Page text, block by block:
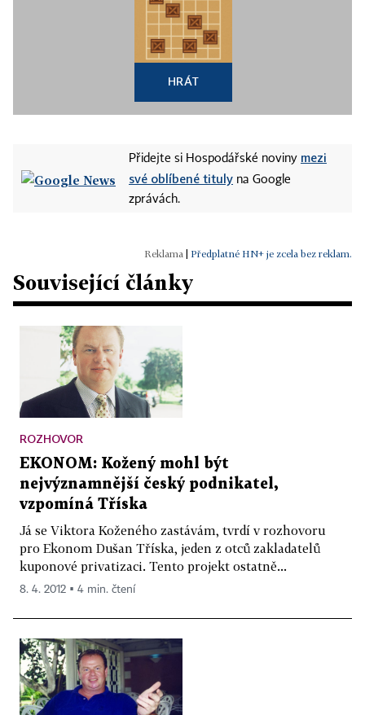
HRÁT
Přidejte si Hospodářské noviny mezi
své oblíbené tituly na Google
zprávách.
Předplatné HN+ je zcela bez reklam.
Související články
ROZHOVOR
EKONOM: Kožený mohl být
nejvýznamnější český podnikatel,
vzpomíná Tříska
Já se Viktora Koženého zastávám, tvrdí v rozhovoru
pro Ekonom Dušan Tříska, jeden z otců zakladatelů
kuponové privatizaci. Tento projekt ostatně...
8. 4. 2012 ▪ 4 min. čtení